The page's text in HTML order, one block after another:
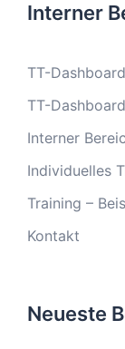
Interner
TT-Dashboard
TT-
Interner
Individuelles
Training –
Kontakt
Neueste